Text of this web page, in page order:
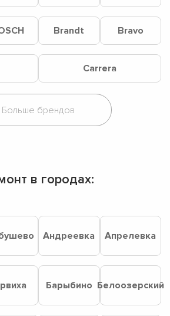
Brandt Bravo
Carrera
в городах:
Андреевка Апрелевка
Барыбино Белоозерский